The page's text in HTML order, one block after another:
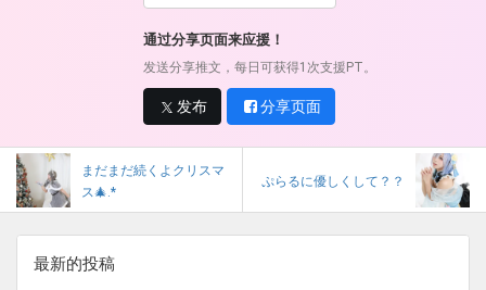
通过分享页面来应援！
发送分享推文，每日可获得1次支援PT。
发布 分享页面
まだまだ続くよクリスマ
ス🎄.*
ぷらるに優しくして？？
最新的投稿